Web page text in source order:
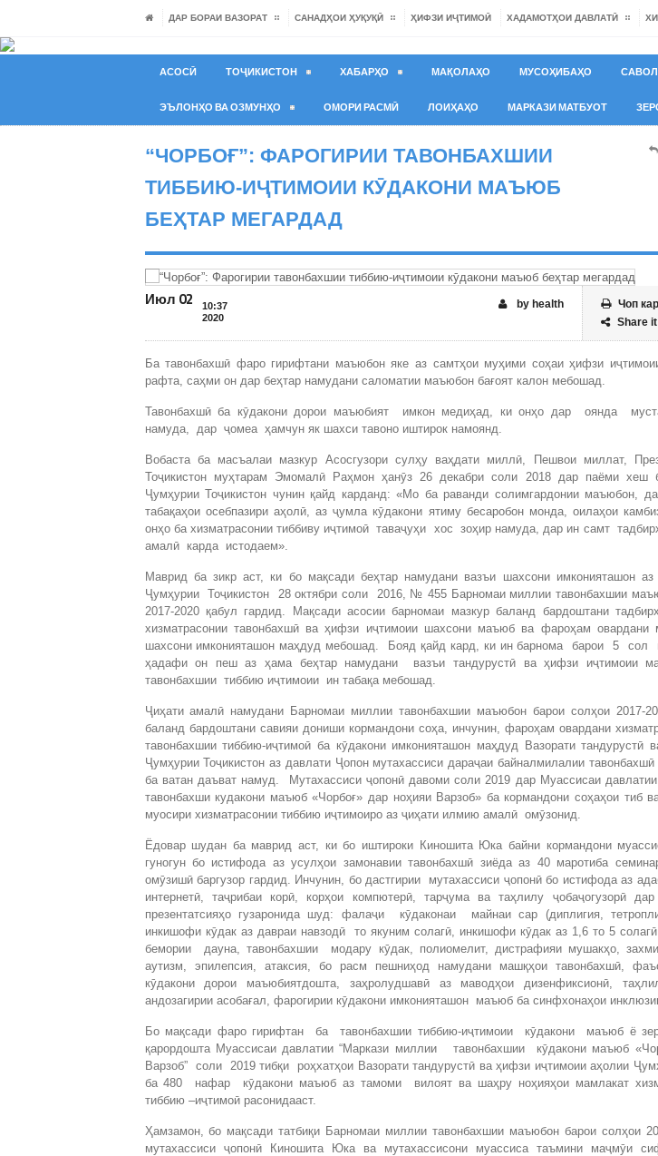
ДАР БОРАИ ВАЗОРАТ САНАДҲОИ ҲУҚУҚӢ ҲИФЗИ ИҶТИМОӢ ХАДАМОТҲОИ ДАВЛАТӢ
АСОСӢ ТОҶИКИСТОН ХАБАРҲО МАҚОЛАҲО МУСОҲИБАҲО
ЭЪЛОНҲО ВА ОЗМУНҲО ОМОРИ РАСМӢ ЛОИҲАҲО МАРКАЗИ МАТБУОТ
“ЧОРБОҒ”: ФАРОГИРИИ ТАВОНБАХШИИ
ТИББИЮ-ИҶТИМОИИ КӮДАКОНИ МАЪЮБ
БЕҲТАР МЕГАРДАД
Июл 02
10:37
2020
Чоп
Share
by health
Ба тавонбахшӣ фаро гирифтани маъюбон яке аз самтҳои муҳими соҳаи ҳифзи
рафта, саҳми он дар беҳтар намудани саломатии маъюбон бағоят калон мебошад.
Тавонбахшӣ ба кӯдакони дорои маъюбият имкон медиҳад, ки онҳо дар оянда
намуда, дар ҷомеа ҳамчун як шахси тавоно иштирок намоянд.
Вобаста ба масъалаи мазкур Асосгузори сулҳу ваҳдати миллӣ, Пешвои миллат,
Тоҷикистон муҳтарам Эмомалӣ Раҳмон ҳанӯз 26 декабри соли 2018 дар паёми
Ҷумҳурии Тоҷикистон чунин қайд карданд: «Мо ба раванди солимгардонии маъюбон,
табақаҳои осебпазири аҳолӣ, аз ҷумла кӯдакони ятиму бесаробон монда, оилаҳои
онҳо ба хизматрасонии тиббиву иҷтимоӣ таваҷуҳи хос зоҳир намуда, дар ин самт
амалӣ карда истодаем».
Маврид ба зикр аст, ки бо мақсади беҳтар намудани вазъи шахсони имконияташон аз
Ҷумҳурии Тоҷикистон 28 октябри соли 2016, № 455 Барномаи миллии тавонбахшии
2017-2020 қабул гардид. Мақсади асосии барномаи мазкур баланд бардоштани
хизматрасонии тавонбахшӣ ва ҳифзи иҷтимоии шахсони маъюб ва фароҳам овардани
шахсони имконияташон маҳдуд мебошад. Бояд қайд кард, ки ин барнома барои 5 сол
ҳадафи он пеш аз ҳама беҳтар намудани вазъи тандурустӣ ва ҳифзи иҷтимоии
тавонбахшии тиббию иҷтимоии ин табақа мебошад.
Ҷиҳати амалӣ намудани Барномаи миллии тавонбахшии маъюбон барои солҳои 2017-
баланд бардоштани савияи дониши кормандони соҳа, инчунин, фароҳам овардани
тавонбахшии тиббию-иҷтимоӣ ба кӯдакони имконияташон маҳдуд Вазорати тандурустӣ
Ҷумҳурии Тоҷикистон аз давлати Ҷопон мутахассиси дараҷаи байналмилалии
ба ватан даъват намуд. Мутахассиси ҷопонӣ давоми соли 2019 дар Муассисаи
тавонбахши кудакони маъюб «Чорбоғ» дар ноҳияи Варзоб» ба кормандони соҳаҳои тиб
муосири хизматрасонии тиббию иҷтимоиро аз ҷиҳати илмию амалӣ омӯзонид.
Ёдовар шудан ба маврид аст, ки бо иштироки Киношита Юка байни кормандони
гуногун бо истифода аз усулҳои замонавии тавонбахшӣ зиёда аз 40 маротиба
омӯзишӣ баргузор гардид. Инчунин, бо дастгирии мутахассиси ҷопонӣ бо истифода аз
интернетӣ, таҷрибаи корӣ, корҳои компютерӣ, тарҷума ва таҳлилу ҷобаҷогузорӣ
презентатсияҳо гузаронида шуд: фалаҷи кӯдаконаи майнаи сар (диплигия,
инкишофи кӯдак аз давраи навзодӣ то якуним солагӣ, инкишофи кӯдак аз 1,6 то 5
бемории дауна, тавонбахшии модару кӯдак, полиомелит, дистрафияи мушакҳо,
аутизм, эпилепсия, атаксия, бо расм пешниҳод намудани машқҳои тавонбахшӣ,
кӯдакони дорои маъюбиятдошта, заҳролудшавӣ аз маводҳои дизенфиксионӣ,
андозагирии асобағал, фарогирии кӯдакони имконияташон маъюб ба синфхонаҳои
Бо мақсади фаро гирифтан ба тавонбахшии тиббию-иҷтимоии кӯдакони маъюб ё
қарордошта Муассисаи давлатии “Маркази миллии тавонбахшии кӯдакони маъюб
Варзоб” соли 2019 тибқи роҳхатҳои Вазорати тандурустӣ ва ҳифзи иҷтимоии аҳолии
ба 480 нафар кӯдакони маъюб аз тамоми вилоят ва шаҳру ноҳияҳои мамлакат
тиббию –иҷтимоӣ расонидааст.
Ҳамзамон, бо мақсади татбиқи Барномаи миллии тавонбахшии маъюбон барои солҳои
мутахассиси ҷопонӣ Киношита Юка ва мутахассисони муассиса таъмини маҷмӯи